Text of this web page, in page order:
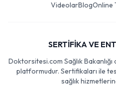
VideolarBlogOnline
SERTİFİKA VE
Doktorsitesi.com Sağlık
platformudur. Sertifikaları ile
sağlık